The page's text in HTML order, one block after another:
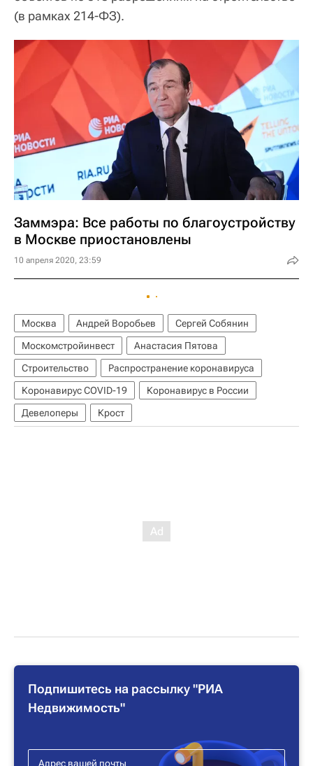
(в рамках 214-ФЗ).
Заммэра: Все работы по благоустройству
в Москве приостановлены
10 апреля 2020, 23:59
Москва Андрей Воробьев
Сергей Собянин
Москомстройинвест
Анастасия Пятова
Строительство
Распространение коронавируса
Коронавирус COVID-19
Коронавирус в России
Девелоперы
Крост
Подпишитесь на рассылку "РИА
Недвижимость"